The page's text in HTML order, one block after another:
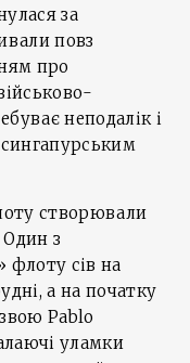
за
повз
про
неподалік і
створювали
з
флоту сів на
а на початку
Pablo
уламки